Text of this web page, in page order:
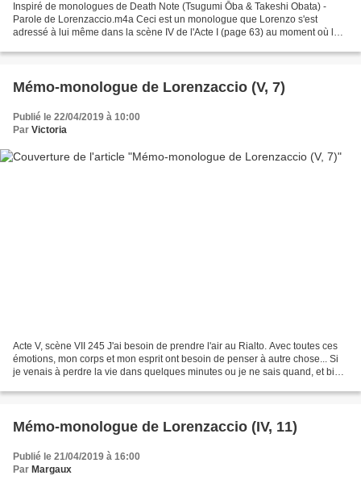
Inspiré de monologues de Death Note (Tsugumi Ōba & Takeshi Obata) -
Parole de Lorenzaccio.m4a Ceci est un monologue que Lorenzo s'est
adressé à lui même dans la scène IV de l'Acte I (page 63) au moment où le
Mémo-monologue de Lorenzaccio (V, 7)
Publié le 22/04/2019 à 10:00
Par Victoria
Acte V, scène VII 245 J'ai besoin de prendre l'air au Rialto. Avec toutes ces
émotions, mon corps et mon esprit ont besoin de penser à autre chose... Si
je venais à perdre la vie dans quelques minutes ou je ne sais quand, et bien
Mémo-monologue de Lorenzaccio (IV, 11)
Publié le 21/04/2019 à 16:00
Par Margaux